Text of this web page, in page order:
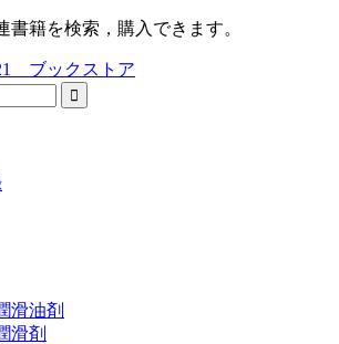
書籍を検索，購入できます。
ブックストア
滑油剤
滑剤